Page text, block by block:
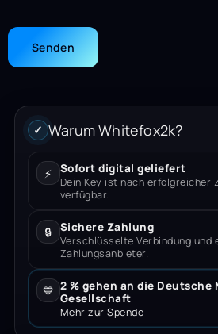
✓ Warum Whitefox2k?
⚡ Sofort digital geliefert
Dein Key ist nach erfolgreicher
verfügbar.
🔒 Sichere Zahlung
Verschlüsselte Verbindung und
Zahlungsanbieter.
💙 2 % gehen an die
Gesellschaft
Mehr zur Spende